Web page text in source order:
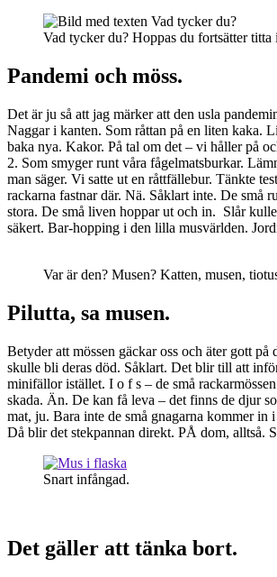
Vad tycker du? Hoppas du fortsätter titta
Pandemi och möss.
Det är ju så att jag märker att den usla
Naggar i kanten. Som råttan på en liten kaka.
baka nya. Kakor. På tal om det – vi håller på
2. Som smyger runt våra fågelmatsburkar.
man säger. Vi satte ut en råttfällebur. Tänkte
rackarna fastnar där. Nä. Såklart inte. De små
stora. De små liven hoppar ut och in. Slår
säkert. Bar-hopping i den lilla musvärlden.
Var är den? Musen? Katten, musen,
Pilutta, sa musen.
Betyder att mössen gäckar oss och äter gott på
skulle bli deras död. Såklart. Det blir till att
minifällor istället. I o f s – de små
skada. Än. De kan få leva – det finns de djur
mat, ju. Bara inte de små gnagarna kommer in
Då blir det stekpannan direkt. PÅ dom, alltså.
Snart infångad.
Det gäller att tänka bort.